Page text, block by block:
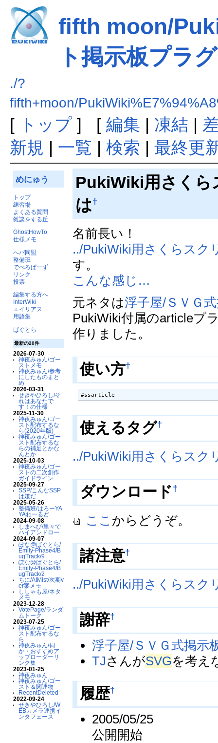
fifth moon/
ト掲示板プラ
./?
fifth+moon/
[ トップ] [ 編集 | 凍結 |
新規 | 一覧 | 検索 | 最終更
めにゅう
トップ
練習場
よくある質問
雑談をする丘
GhostHowTo
仕様メモ
へパ同盟
整備班
でべろぱーず
リンク
投票
編集する方へ
InterWiki
エイリアス
用語集
ばぐとら
最新の20件
2026-07-30
神夜みゅん/ゴー
ストメモ
神夜みゅん/参考
にしたものまと
め
2026-03-31
せきやひろし/そ
れはあなたで
す！の仕様
2025-11-30
神夜みゅん/ゴー
スト配布するな
ら(2020年版)
神夜みゅん/ゴー
スト配布するな
らの補足とかな
んとか
2025-10-03
神夜みゅん/ゴー
ストの二次創作
ガイドライン
2025-09-27
SSP/こんなSSP
は嫌だ
2025-05-26
整備班/はろーYA
YAわーるど
2024-09-08
しまへび/里々で
ハイアンドロー
2024-09-07
ぽな@ばぐとら/
Emily-Phase4/B
ugTrack/9
ぽな@ばぐとら/
Emily-Phase4/B
ugTrack/2
ちに/AIMist/次期v
er案メモ
ししゃも屋/ネタ
メモ
2023-12-28
VotePage/ランダ
ムトーク
2023-07-25
神夜みゅん/ゴー
スト配布するな
ら
神夜みゅん/伺
か・おすすめア
ップローダーリ
ンク集
2023-01-25
神夜みゅん
神夜みゅん/ゴー
スト＆関連物
RecentDeleted
2022-09-24
せきやひろし/W
EBカメラ連携イ
ンタフェース
PukiWiki用さくら
は†
名前長い！
../PukiWiki用さくらスク
す。
こんな感じ…
元ネタは浮子屋/ＳＶＧ
PukiWiki付属のarticleプ
作りました。
使い方†
#ssarticle
使えるタグ†
../PukiWiki用さくらスク
ダウンロード†
ここ からどうぞ。
諸注意†
../PukiWiki用さくらスク
謝辞†
浮子屋/ＳＶＧ式掲示
TJさんがSVGを考え
履歴†
2005/05/25
公開開始